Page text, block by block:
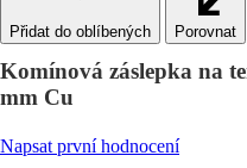
Porovnat
Komínová záslepka na
mm Cu
Napsat první hodnocení